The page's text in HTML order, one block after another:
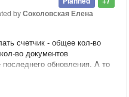
byСоколовская Елена
счетчик - общее кол-во
во документов
обновления. А то